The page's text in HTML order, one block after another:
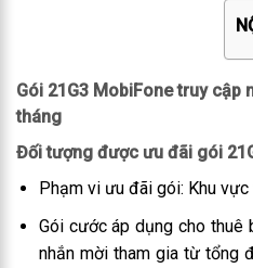
Gói 21G3 MobiFone truy cập
tháng
Đối tượng được ưu đãi gói
Phạm vi ưu đãi gói: Khu
Gói cước áp dụng cho
nhắn mời tham gia từ tổng